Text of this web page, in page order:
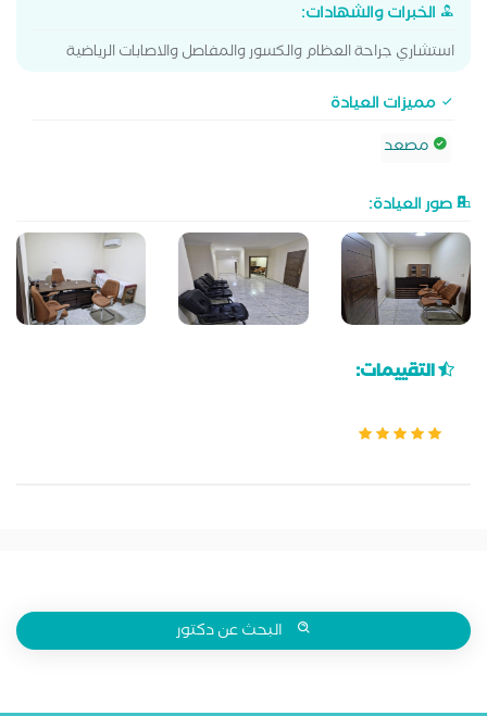
الخبرات والشهادات:
استشاري جراحة العظام والكسور والمفاصل والاصابات الرياضية
مميزات العيادة
مصعد
صور العيادة:
التقييمات:
البحث عن دكتور